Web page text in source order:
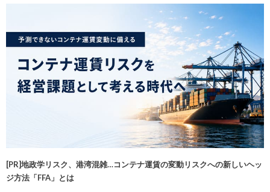
[PR]地政学リスク、港湾混雑…コンテナ運賃の変動リスクへの新しいヘッ
ジ方法「FFA」とは